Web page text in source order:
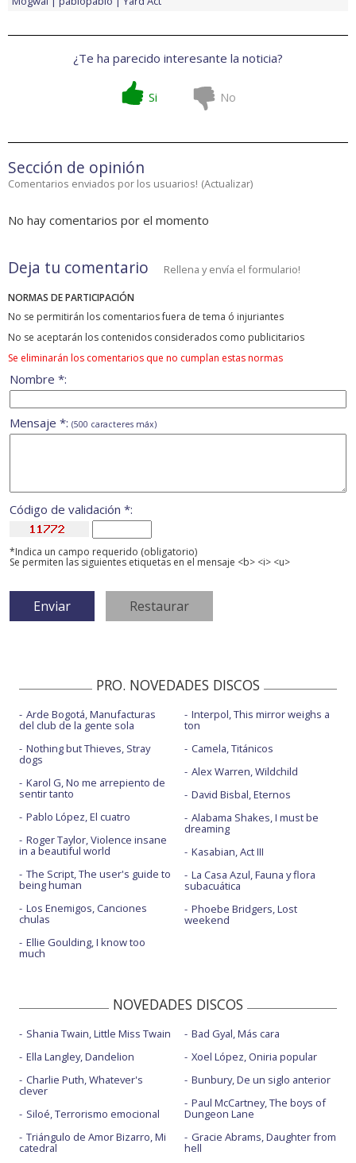
¿Te ha parecido interesante la noticia?
Si No
Sección de opinión
Comentarios enviados por los usuarios! (Actualizar)
No hay comentarios por el momento
Deja tu comentario Rellena y envía el formulario!
NORMAS DE PARTICIPACIÓN
No se permitirán los comentarios fuera de tema ó injuriantes
No se aceptarán los contenidos considerados como publicitarios
Se eliminarán los comentarios que no cumplan estas normas
Nombre *:
Mensaje *: (500 caracteres máx)
Código de validación *:
*Indica un campo requerido (obligatorio)
Se permiten las siguientes etiquetas en el mensaje <b> <i> <u>
PRO. NOVEDADES DISCOS
Arde Bogotá, Manufacturas
del club de la gente sola
Nothing but Thieves, Stray
dogs
Karol G, No me arrepiento de
sentir tanto
Pablo López, El cuatro
Roger Taylor, Violence insane
in a beautiful world
The Script, The user's guide to
being human
Los Enemigos, Canciones
chulas
Ellie Goulding, I know too
much
Interpol, This mirror weighs a
ton
Camela, Titánicos
Alex Warren, Wildchild
David Bisbal, Eternos
Alabama Shakes, I must be
dreaming
Kasabian, Act III
La Casa Azul, Fauna y flora
subacuática
Phoebe Bridgers, Lost
weekend
NOVEDADES DISCOS
Shania Twain, Little Miss Twain
Ella Langley, Dandelion
Charlie Puth, Whatever's
clever
Siloé, Terrorismo emocional
Triángulo de Amor Bizarro, Mi
catedral
Bad Gyal, Más cara
Xoel López, Oniria popular
Bunbury, De un siglo anterior
Paul McCartney, The boys of
Dungeon Lane
Gracie Abrams, Daughter from
hell